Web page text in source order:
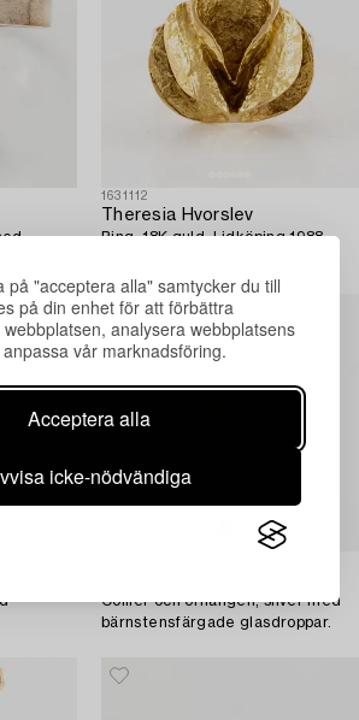
på "acceptera alla" samtycker du till
på din enhet för att förbättra
analysera webbplatsens
vår marknadsföring.
Acceptera alla
icke-nödvändiga
1631112
Theresia Hvorslev
Ring, 18K guld, Lidköping 1988.
Collier och örhängen, silver med
bärnstensfärgade glasdroppar.